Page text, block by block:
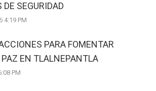
DE SEGURIDAD
4:19 PM
PARA FOMENTAR
PAZ EN TLALNEPANTLA
PM